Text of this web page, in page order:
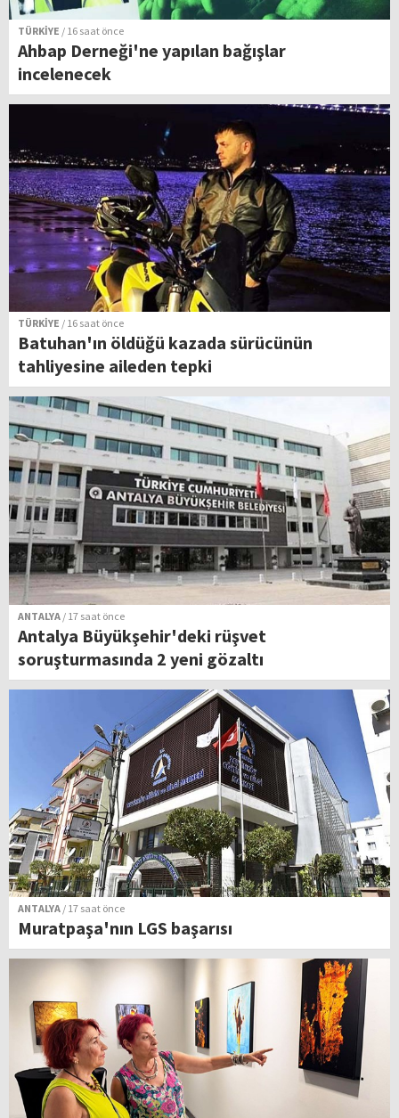
TÜRKİYE / 16 saat önce
Ahbap Derneği'ne yapılan bağışlar
incelenecek
TÜRKİYE / 16 saat önce
Batuhan'ın öldüğü kazada sürücünün
tahliyesine aileden tepki
ANTALYA / 17 saat önce
Antalya Büyükşehir'deki rüşvet
soruşturmasında 2 yeni gözaltı
ANTALYA / 17 saat önce
Muratpaşa'nın LGS başarısı